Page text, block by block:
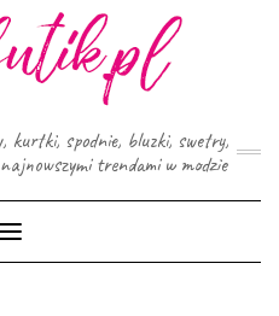
kurtki, spodnie, bluzki, swetry,
trendami w modzie
Toggle
Navigation